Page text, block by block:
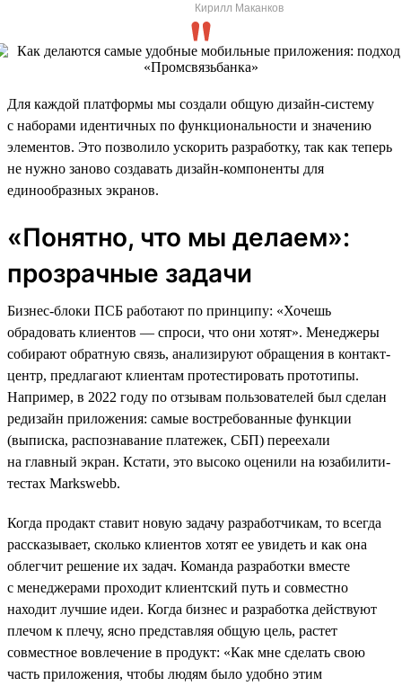
Кирилл Маканков
Для каждой платформы мы создали общую дизайн-систему
с наборами идентичных по функциональности и значению
элементов. Это позволило ускорить разработку, так как теперь
не нужно заново создавать дизайн-компоненты для
единообразных экранов.
«Понятно, что мы делаем»:
прозрачные задачи
Бизнес-блоки ПСБ работают по принципу: «Хочешь
обрадовать клиентов — спроси, что они хотят». Менеджеры
собирают обратную связь, анализируют обращения в контакт-
центр, предлагают клиентам протестировать прототипы.
Например, в 2022 году по отзывам пользователей был сделан
редизайн приложения: самые востребованные функции
(выписка, распознавание платежек, СБП) переехали
на главный экран. Кстати, это высоко оценили на юзабилити-
тестах Markswebb.
Когда продакт ставит новую задачу разработчикам, то всегда
рассказывает, сколько клиентов хотят ее увидеть и как она
облегчит решение их задач. Команда разработки вместе
с менеджерами проходит клиентский путь и совместно
находит лучшие идеи. Когда бизнес и разработка действуют
плечом к плечу, ясно представляя общую цель, растет
совместное вовлечение в продукт: «Как мне сделать свою
часть приложения, чтобы людям было удобно этим